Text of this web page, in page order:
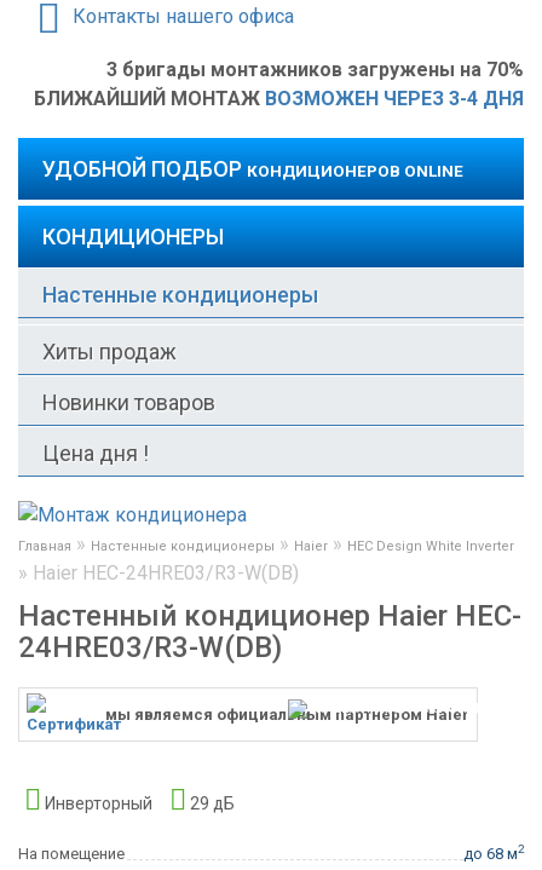
Контакты нашего офиса
3 бригады монтажников загружены на 70%
БЛИЖАЙШИЙ МОНТАЖ ВОЗМОЖЕН ЧЕРЕЗ 3-4 ДНЯ
УДОБНОЙ ПОДБОР КОНДИЦИОНЕРОВ ONLINE
КОНДИЦИОНЕРЫ
Настенные кондиционеры
Хиты продаж
Новинки товаров
Цена дня !
Главная » Настенные кондиционеры » Haier » HEC Design White Inverter
» Haier HEC-24HRE03/R3-W(DB)
Настенный кондиционер Haier HEC-
24HRE03/R3-W(DB)
мы являемся официальным партнером Haier
Инверторный 29 дБ
На помещение до 68 м2